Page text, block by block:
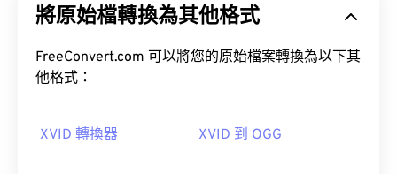
將原始檔轉換為其他格式
FreeConvert.com 可以將您的原始檔案轉換為以下其
他格式：
XVID 轉換器 XVID 到 OGG